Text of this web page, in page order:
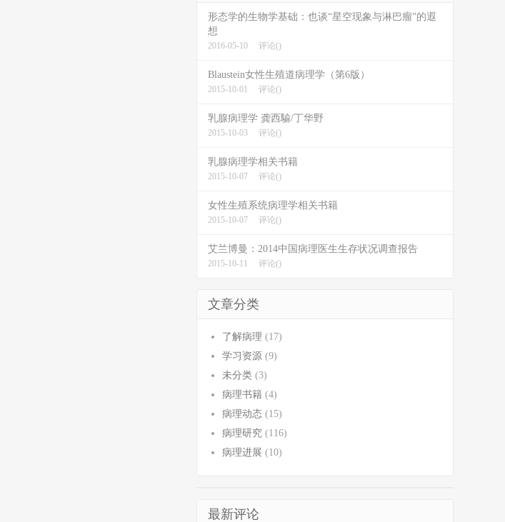
形态学的生物学基础：也谈“星空现象与淋巴瘤”的遐
想
2016-05-10 评论()
Blaustein女性生殖道病理学（第6版）
2015-10-01 评论()
乳腺病理学 龚西騟/丁华野
2015-10-03 评论()
乳腺病理学相关书籍
2015-10-07 评论()
女性生殖系统病理学相关书籍
2015-10-07 评论()
艾兰博曼：2014中国病理医生生存状况调查报告
2015-10-11 评论()
文章分类
了解病理 (17)
学习资源 (9)
未分类 (3)
病理书籍 (4)
病理动态 (15)
病理研究 (116)
病理进展 (10)
最新评论